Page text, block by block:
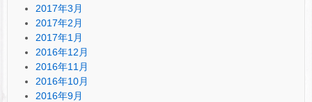
2017年3月
2017年2月
2017年1月
2016年12月
2016年11月
2016年10月
2016年9月